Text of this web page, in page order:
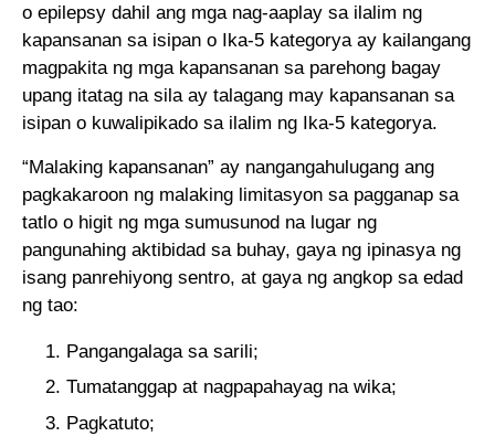
o epilepsy dahil ang mga nag-aaplay sa ilalim ng
kapansanan sa isipan o Ika-5 kategorya ay kailangang
magpakita ng mga kapansanan sa parehong bagay
upang itatag na sila ay talagang may kapansanan sa
isipan o kuwalipikado sa ilalim ng Ika-5 kategorya.
“Malaking kapansanan” ay nangangahulugang ang
pagkakaroon ng malaking limitasyon sa pagganap sa
tatlo o higit ng mga sumusunod na lugar ng
pangunahing aktibidad sa buhay, gaya ng ipinasya ng
isang panrehiyong sentro, at gaya ng angkop sa edad
ng tao:
Pangangalaga sa sarili;
Tumatanggap at nagpapahayag na wika;
Pagkatuto;